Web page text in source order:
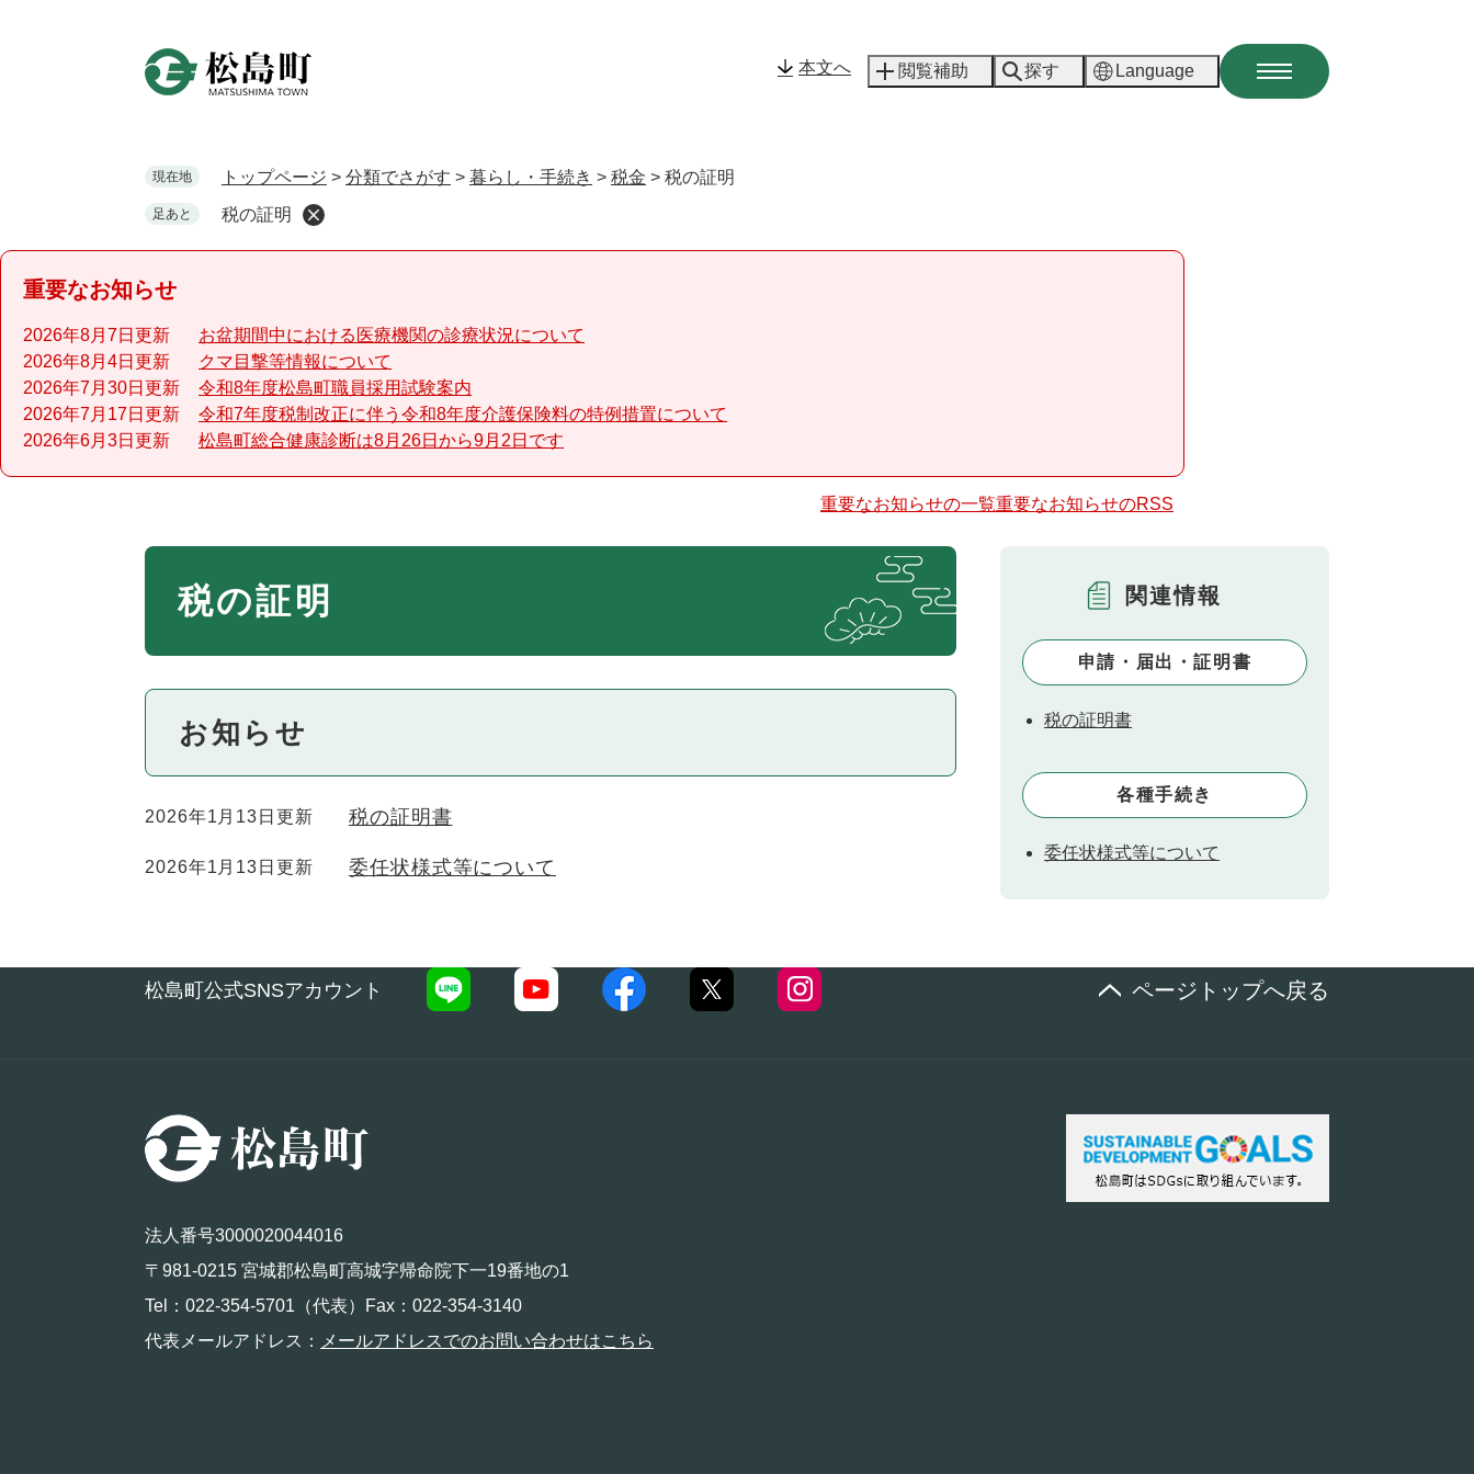
本文へ 閲覧補助 探す Language
現在地 トップページ > 分類でさがす > 暮らし・手続き > 税金 > 税の証明
足あと 税の証明
重要なお知らせ
2026年8月7日更新
お盆期間中における医療機関の診療状況について
2026年8月4日更新
クマ目撃等情報について
2026年7月30日更新
令和8年度松島町職員採用試験案内
2026年7月17日更新
令和7年度税制改正に伴う令和8年度介護保険料の特例措置について
2026年6月3日更新
松島町総合健康診断は8月26日から9月2日です
重要なお知らせの一覧重要なお知らせのRSS
税の証明
お知らせ
2026年1月13日更新 税の証明書
2026年1月13日更新 委任状様式等について
関連情報
申請・届出・証明書
税の証明書
各種手続き
委任状様式等について
松島町公式SNSアカウント ページトップへ戻る
法人番号3000020044016
〒981-0215 宮城郡松島町高城字帰命院下一19番地の1
Tel：022-354-5701（代表）Fax：022-354-3140
代表メールアドレス：
メールアドレスでのお問い合わせはこちら